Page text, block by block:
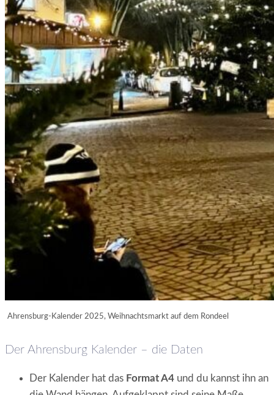
Ahrensburg-Kalender 2025, Weihnachtsmarkt auf dem Rondeel
Der Ahrensburg Kalender – die Daten
Der Kalender hat das Format A4 und du kannst ihn an